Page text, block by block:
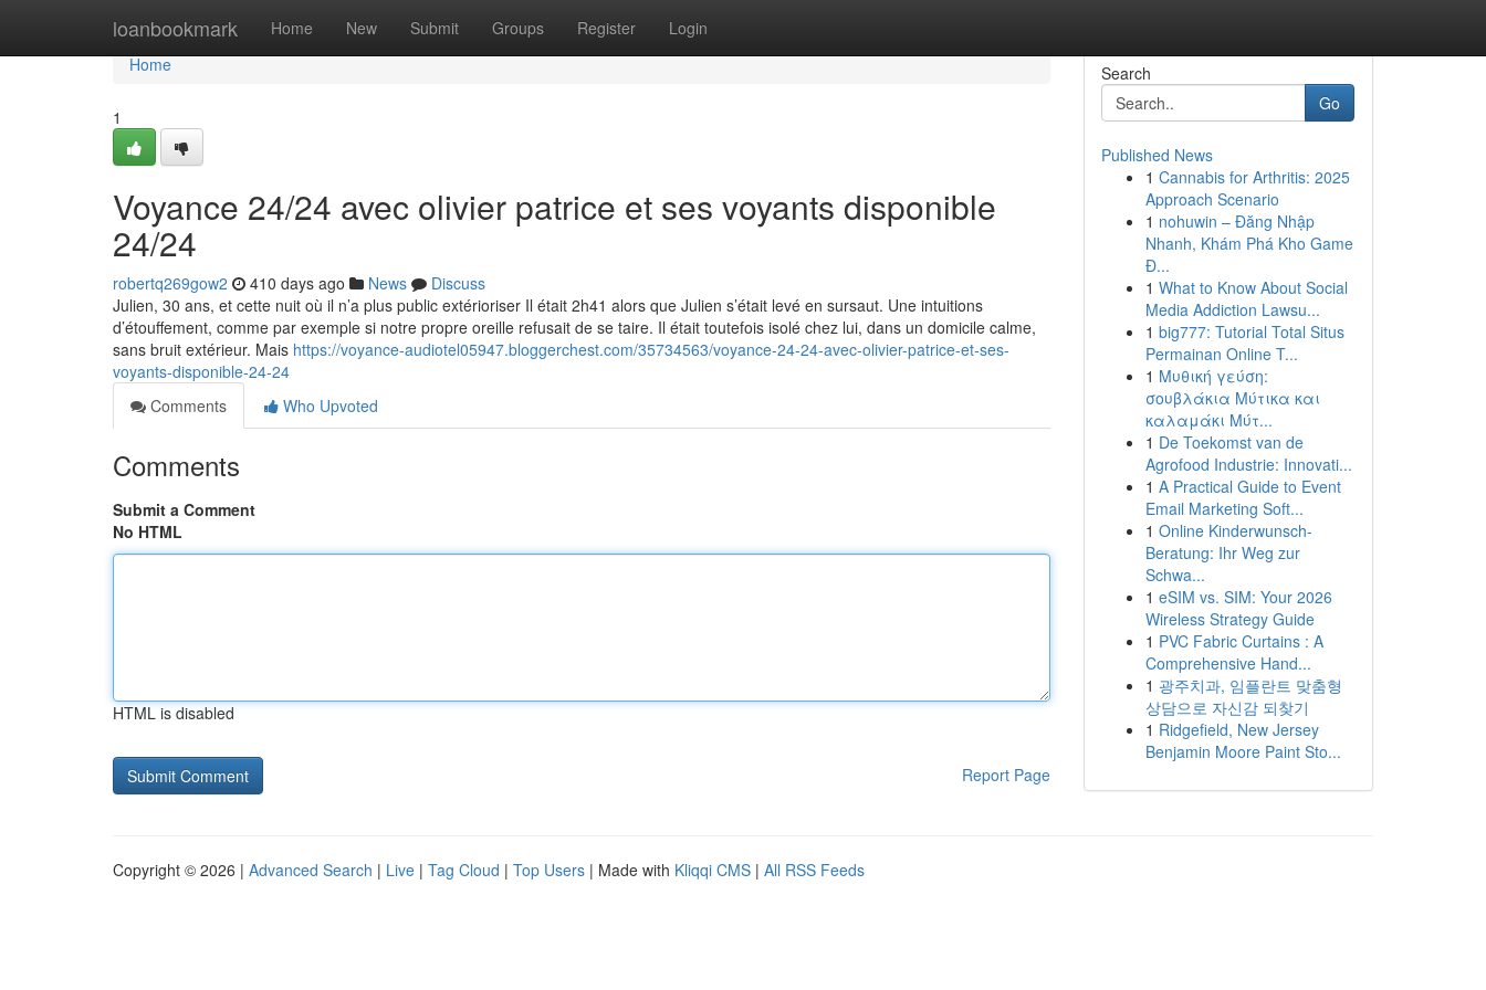
loanbookmark Home New Submit Groups Register Login
Home
Home
1
Voyance 24/24 avec olivier patrice et ses voyants disponible
24/24
robertq269gow2 410 days ago News
Discuss
Julien, 30 ans, et cette nuit où il n’a plus public extérioriser Il était 2h41 alors que Julien s’était levé en sursaut. Une intuitions
d’étouffement, comme par exemple si notre propre oreille refusait de se taire. Il était toutefois isolé chez lui, dans un domicile calme,
sans bruit extérieur. Mais https://voyance-audiotel05947.bloggerchest.com/35734563/voyance-24-24-avec-olivier-patrice-et-ses-
voyants-disponible-24-24
Comments
Who Upvoted
Comments
Submit a Comment
No HTML
HTML is disabled
Report Page
Search
Go
Published News
1 Cannabis for Arthritis: 2025
Approach Scenario
1 nohuwin – Đăng Nhập
Nhanh, Khám Phá Kho Game
Đ...
1 What to Know About Social
Media Addiction Lawsu...
1 big777: Tutorial Total Situs
Permainan Online T...
1 Μυθική γεύση:
σουβλάκια Μύτικα και
καλαμάκι Μύτ...
1 De Toekomst van de
Agrofood Industrie: Innovati...
1 A Practical Guide to Event
Email Marketing Soft...
1 Online Kinderwunsch-
Beratung: Ihr Weg zur
Schwa...
1 eSIM vs. SIM: Your 2026
Wireless Strategy Guide
1 PVC Fabric Curtains : A
Comprehensive Hand...
1 광주치과, 임플란트 맞춤형
상담으로 자신감 되찾기
1 Ridgefield, New Jersey
Benjamin Moore Paint Sto...
Copyright © 2026 | Advanced Search | Live | Tag Cloud | Top Users | Made with Kliqqi CMS | All RSS Feeds